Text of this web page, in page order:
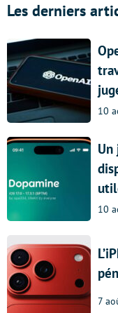
Les derniers
10
Un
10
7